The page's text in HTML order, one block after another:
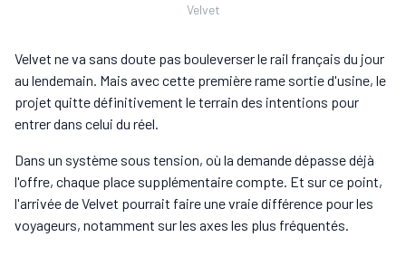
Velvet
Velvet ne va sans doute pas bouleverser le rail français du jour
au lendemain. Mais avec cette première rame sortie d'usine, le
projet quitte définitivement le terrain des intentions pour
entrer dans celui du réel.
Dans un système sous tension, où la demande dépasse déjà
l'offre, chaque place supplémentaire compte. Et sur ce point,
l'arrivée de Velvet pourrait faire une vraie différence pour les
voyageurs, notamment sur les axes les plus fréquentés.